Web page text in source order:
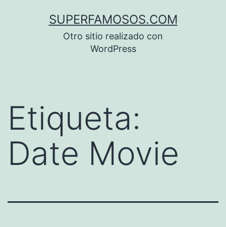
SUPERFAMOSOS.COM
Otro sitio realizado con
WordPress
Etiqueta:
Date Movie